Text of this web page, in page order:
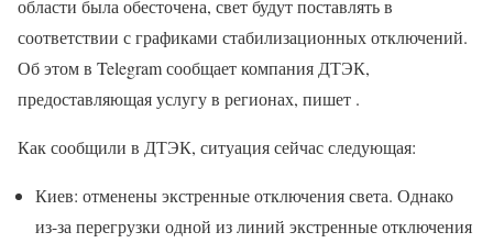
области была обесточена, свет будут поставлять в
соответствии с графиками стабилизационных отключений.
Об этом в Telegram сообщает компания ДТЭК,
предоставляющая услугу в регионах, пишет .
Как сообщили в ДТЭК, ситуация сейчас следующая:
Киев: отменены экстренные отключения света. Однако
из-за перегрузки одной из линий экстренные отключения